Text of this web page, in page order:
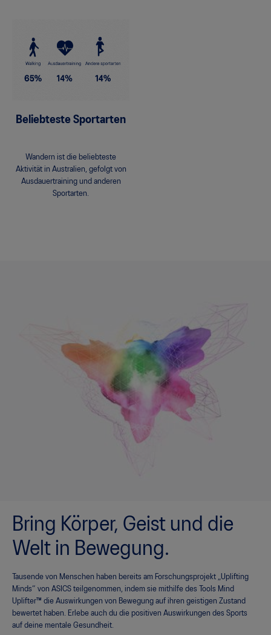
Beliebteste Sportarten
Wandern ist die beliebteste
Aktivität in Australien, gefolgt von
Ausdauertraining und anderen
Sportarten.
Bring Körper, Geist und die
Welt in Bewegung.
Tausende von Menschen haben bereits am Forschungsprojekt „Uplifting
Minds“ von ASICS teilgenommen, indem sie mithilfe des Tools Mind
Uplifter™ die Auswirkungen von Bewegung auf ihren geistigen Zustand
bewertet haben. Erlebe auch du die positiven Auswirkungen des Sports
auf deine mentale Gesundheit.